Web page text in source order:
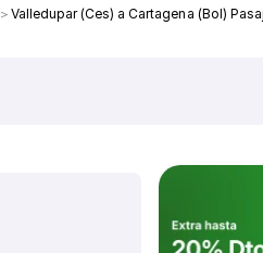
＞Valledupar (Ces) a Cartagena (Bol)